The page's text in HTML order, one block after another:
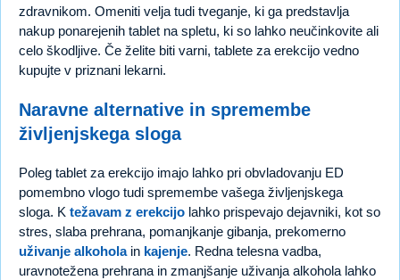
zdravnikom. Omeniti velja tudi tveganje, ki ga predstavlja
nakup ponarejenih tablet na spletu, ki so lahko neučinkovite ali
celo škodljive. Če želite biti varni, tablete za erekcijo vedno
kupujte v priznani lekarni.
Naravne alternative in spremembe
življenjskega sloga
Poleg tablet za erekcijo imajo lahko pri obvladovanju ED
pomembno vlogo tudi spremembe vašega življenjskega
sloga. K težavam z erekcijo lahko prispevajo dejavniki, kot so
stres, slaba prehrana, pomanjkanje gibanja, prekomerno
uživanje alkoholain kajenje. Redna telesna vadba,
uravnotežena prehrana in zmanjšanje uživanja alkohola lahko